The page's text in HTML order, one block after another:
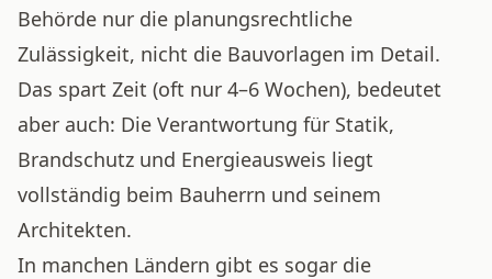
Behörde nur die planungsrechtliche
Zulässigkeit, nicht die Bauvorlagen im Detail.
Das spart Zeit (oft nur 4–6 Wochen), bedeutet
aber auch: Die Verantwortung für Statik,
Brandschutz und Energieausweis liegt
vollständig beim Bauherrn und seinem
Architekten.
In manchen Ländern gibt es sogar die